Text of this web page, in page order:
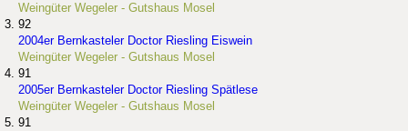
Weingüter Wegeler - Gutshaus Mosel
92
2004er Bernkasteler Doctor Riesling Eiswein
Weingüter Wegeler - Gutshaus Mosel
91
2005er Bernkasteler Doctor Riesling Spätlese
Weingüter Wegeler - Gutshaus Mosel
91